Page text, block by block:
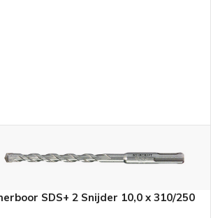
SDS+ 2 Snijder 10,0 x 310/250